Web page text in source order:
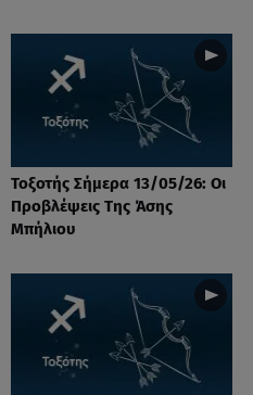
Τοξοτής Σήμερα 13/05/26: Οι
Προβλέψεις Της Άσης
Μπήλιου